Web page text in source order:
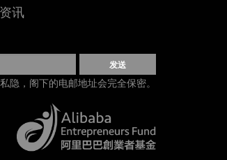
讯
发送
隐，阁下的电邮地址会完全保密。